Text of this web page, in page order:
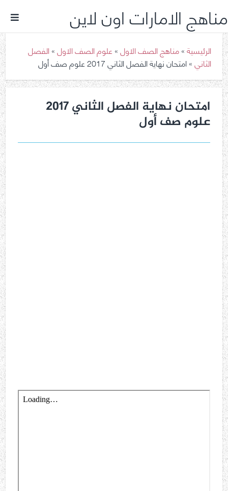
مناهج الامارات اون لاين
الرئيسية»مناهج الصف الاول»علوم الصف الاول»الفصل
الثاني»امتحان نهاية الفصل الثاني 2017 علوم صف أول
امتحان نهاية الفصل الثاني 2017
علوم صف أول